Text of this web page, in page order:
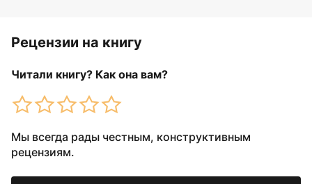
Рецензии на книгу
Читали книгу? Как она вам?
Мы всегда рады честным, конструктивным
рецензиям.